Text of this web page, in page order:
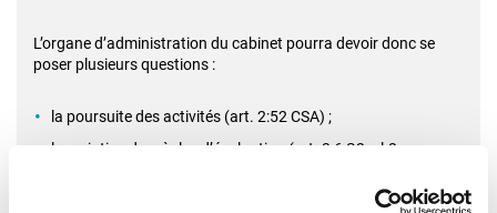
L’organe d’administration du cabinet pourra devoir donc se
poser plusieurs questions :
la poursuite des activités (art. 2:52 CSA) ;
le maintien des règles d’évaluation (art. 3:6 §2, al.2
une mention dans l’annexe des comptes annuels ;